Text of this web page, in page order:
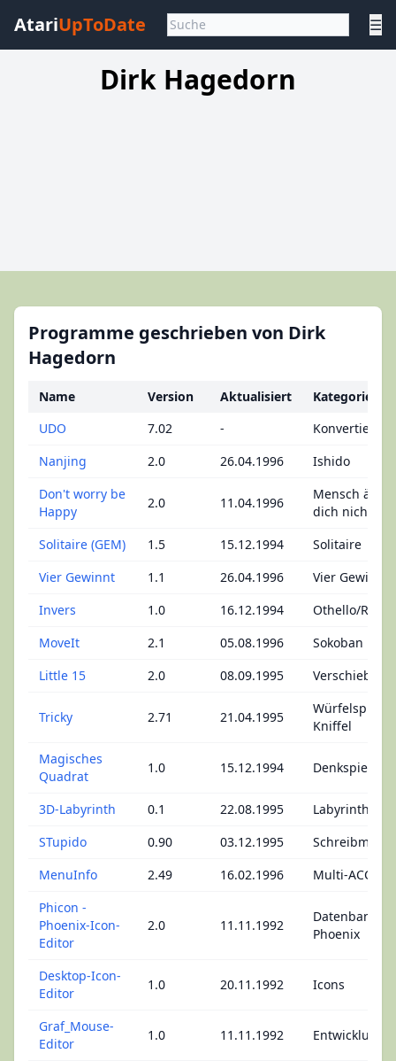
AtariUpToDate ☰
Dirk Hagedorn
Programme geschrieben von Dirk
Hagedorn
Name Version Aktualisiert
Kategorie
UDO
7.02 -
Konvertierer
Nanjing
2.0 26.04.1996
Ishido
Don't worry be
Happy
2.0 11.04.1996
Mensch
dich nicht
Solitaire (GEM)
1.5 15.12.1994
Solitaire
Vier Gewinnt
1.1 26.04.1996
Vier Gewinnt
Invers
1.0 16.12.1994
Othello/
MoveIt
2.1 05.08.1996
Sokoban
Little 15
2.0 08.09.1995
Tricky 2.71 21.04.1995
Würfelspiel -
Kniffel
Magisches
Quadrat
1.0 15.12.1994 Denkspiel
3D-Labyrinth 0.1 22.08.1995
Labyrinth
STupido
0.90 03.12.1995
MenuInfo
2.49 16.02.1996
Multi-ACCs
Phicon -
Phoenix-Icon-
Editor
2.0 11.11.1992
Datenbank -
Phoenix
Desktop-Icon-
Editor
1.0 20.11.1992 Icons
Graf_Mouse-
Editor
1.0 11.11.1992 Entwicklung